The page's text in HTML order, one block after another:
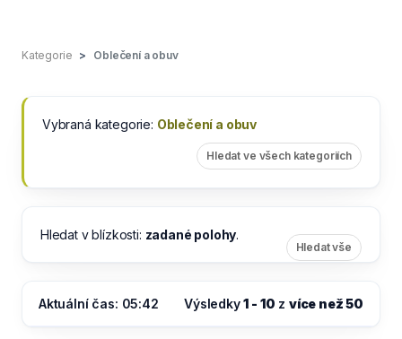
Kategorie Oblečení a obuv
Vybraná kategorie: Oblečení a obuv
Hledat ve všech kategoriích
Hledat v blízkosti: zadané polohy.
Hledat vše
Aktuální čas: 05:42 Výsledky1 - 10 z více než 50